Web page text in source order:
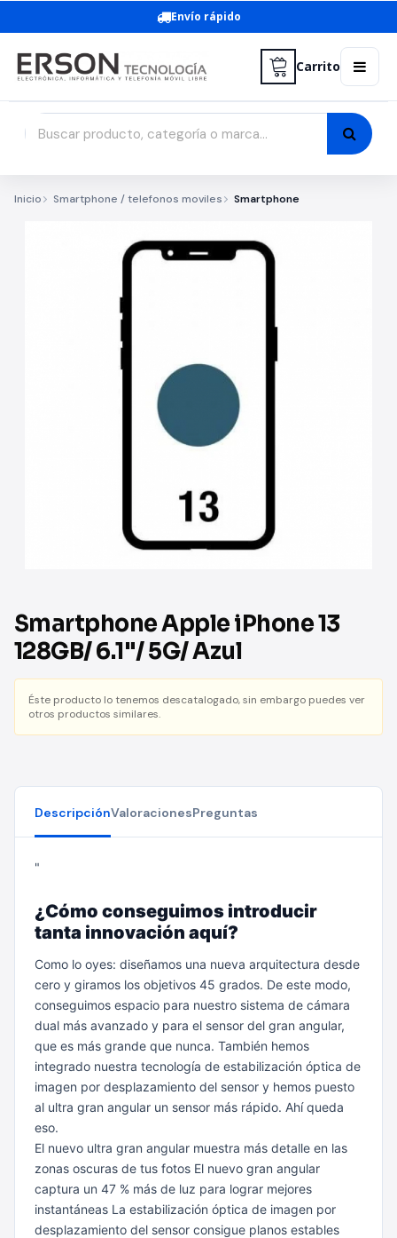
Envío rápido
Carrito
Inicio Smartphone / telefonos moviles Smartphone
Smartphone Apple iPhone 13
128GB/ 6.1"/ 5G/ Azul
Éste producto lo tenemos descatalogado, sin embargo puedes ver
otros productos similares.
DescripciónValoracionesPreguntas
"
¿Cómo conseguimos introducir
tanta innovación aquí?
Como lo oyes: diseñamos una nueva arquitectura desde
cero y giramos los objetivos 45 grados. De este modo,
conseguimos espacio para nuestro sistema de cámara
dual más avanzado y para el sensor del gran angular,
que es más grande que nunca. También hemos
integrado nuestra tecnología de estabili­zación óptica de
imagen por desplazamiento del sensor y hemos puesto
al ultra gran angular un sensor más rápido. Ahí queda
eso.
El nuevo ultra gran angular muestra más detalle en las
zonas oscuras de tus fotos El nuevo gran angular
captura un 47 % más de luz para lograr mejores
instantáneas La estabili­zación óptica de imagen por
desplazamiento del sensor consigue planos estables